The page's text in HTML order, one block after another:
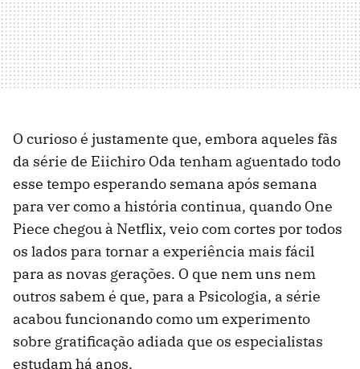
O curioso é justamente que, embora aqueles fãs
da série de Eiichiro Oda tenham aguentado todo
esse tempo esperando semana após semana
para ver como a história continua, quando One
Piece chegou à Netflix, veio com cortes por todos
os lados para tornar a experiência mais fácil
para as novas gerações. O que nem uns nem
outros sabem é que, para a Psicologia, a série
acabou funcionando como um experimento
sobre gratificação adiada que os especialistas
estudam há anos.